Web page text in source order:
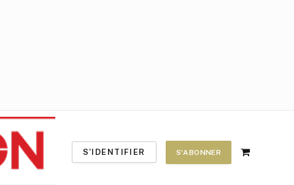
S'IDENTIFIER S'ABONNER
Shopping